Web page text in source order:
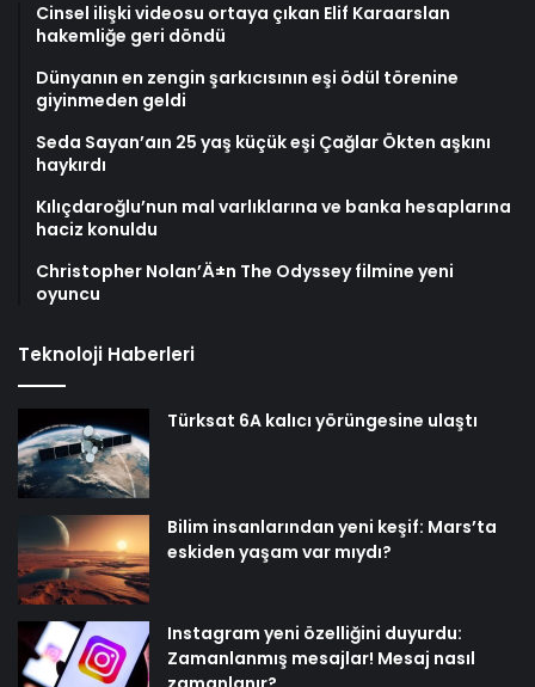
Cinsel ilişki videosu ortaya çıkan Elif Karaarslan
hakemliğe geri döndü
Dünyanın en zengin şarkıcısının eşi ödül törenine
giyinmeden geldi
Seda Sayan’aın 25 yaş küçük eşi Çağlar Ökten aşkını
haykırdı
Kılıçdaroğlu’nun mal varlıklarına ve banka hesaplarına
haciz konuldu
Christopher Nolan’Ä±n The Odyssey filmine yeni
oyuncu
Teknoloji Haberleri
Türksat 6A kalıcı yörüngesine ulaştı
Bilim insanlarından yeni keşif: Mars’ta
eskiden yaşam var mıydı?
Instagram yeni özelliğini duyurdu:
Zamanlanmış mesajlar! Mesaj nasıl